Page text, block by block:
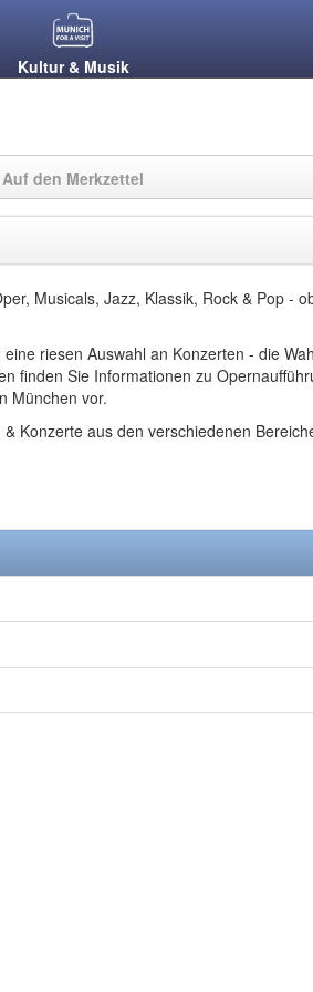
Kultur & Musik
Auf den Merkzettel
Musicals, Jazz, Klassik, Rock & Pop -
riesen Auswahl an Konzerten - die
finden Sie Informationen zu
München vor.
Konzerte aus den verschiedenen